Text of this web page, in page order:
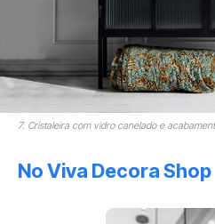
7. Cristaleira com vidro canelado e
No Viva Decora Shop